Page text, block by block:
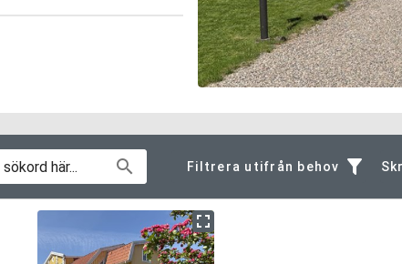
Filtrera utifrån behov
Allmän information